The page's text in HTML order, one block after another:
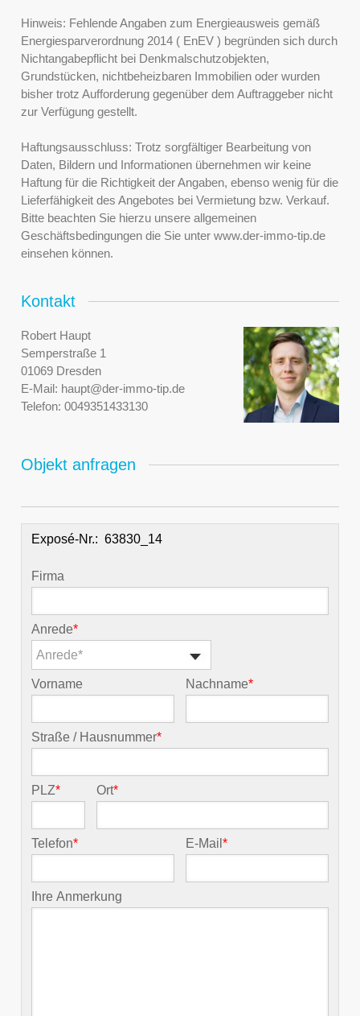
Hinweis: Fehlende Angaben zum Energieausweis gemäß
Energiesparverordnung 2014 ( EnEV ) begründen sich durch
Nichtangabepflicht bei Denkmalschutzobjekten,
Grundstücken, nichtbeheizbaren Immobilien oder wurden
bisher trotz Aufforderung gegenüber dem Auftraggeber nicht
zur Verfügung gestellt.
Haftungsausschluss: Trotz sorgfältiger Bearbeitung von
Daten, Bildern und Informationen übernehmen wir keine
Haftung für die Richtigkeit der Angaben, ebenso wenig für die
Lieferfähigkeit des Angebotes bei Vermietung bzw. Verkauf.
Bitte beachten Sie hierzu unsere allgemeinen
Geschäftsbedingungen die Sie unter www.der-immo-tip.de
einsehen können.
Kontakt
Robert Haupt
Semperstraße 1
01069 Dresden
E-Mail: haupt@der-immo-tip.de
Telefon: 0049351433130
Objekt anfragen
Exposé-Nr.:
Firma
Anrede*
Anrede*
Vorname Nachname*
Straße / Hausnummer*
PLZ* Ort*
Telefon* E-Mail*
Ihre Anmerkung